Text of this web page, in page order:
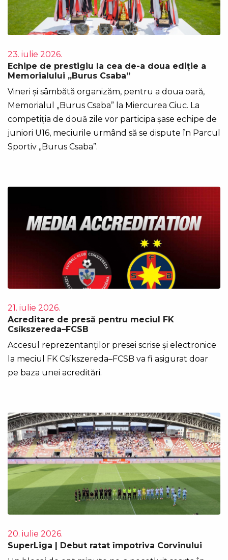
23. iulie 2026.
Echipe de prestigiu la cea de-a doua ediție a
Memorialului „Burus Csaba”
Vineri și sâmbătă organizăm, pentru a doua oară,
Memorialul „Burus Csaba” la Miercurea Ciuc. La
competiția de două zile vor participa șase echipe de
juniori U16, meciurile urmând să se dispute în Parcul
Sportiv „Burus Csaba”.
21. iulie 2026.
Acreditare de presă pentru meciul FK
Csíkszereda–FCSB
Accesul reprezentanților presei scrise și electronice
la meciul FK Csíkszereda–FCSB va fi asigurat doar
pe baza unei acreditări.
20. iulie 2026.
SuperLiga | Debut ratat împotriva Corvinului